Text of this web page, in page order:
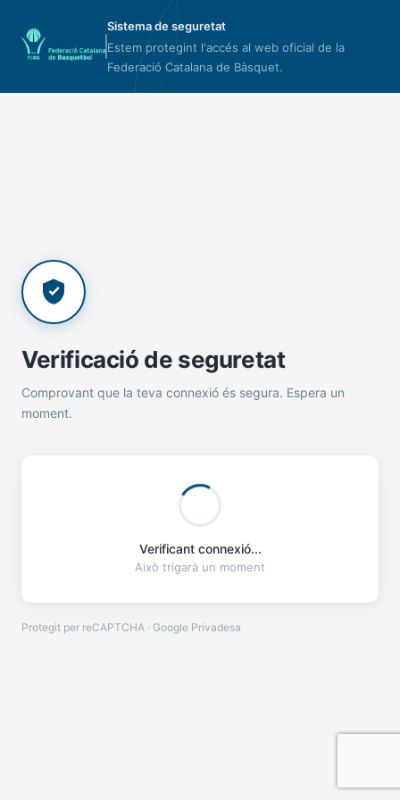
Sistema de seguretat
Estem protegint l'accés al web oficial de la
Federació Catalana de Bàsquet.
Verificació de seguretat
Comprovant que la teva connexió és segura. Espera un
moment.
Verificant connexió...
Això trigarà un moment
Protegit per reCAPTCHA · Google Privadesa